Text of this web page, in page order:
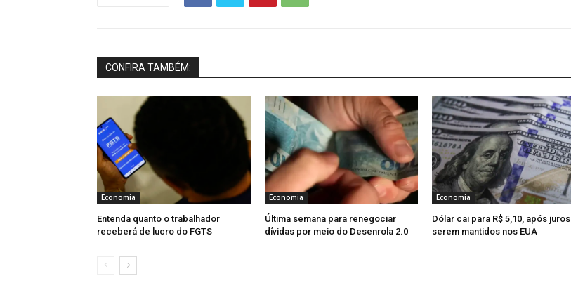
CONFIRA TAMBÉM:
Economia
Entenda quanto o trabalhador
receberá de lucro do FGTS
Economia
Última semana para renegociar
dívidas por meio do Desenrola 2.0
Economia
Dólar cai para R$ 5,10, após juros
serem mantidos nos EUA